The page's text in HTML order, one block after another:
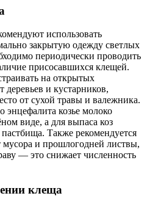
использовать
закрытую одежду светлых
периодически проводить
присосавшихся клещей.
на открытых
деревьев и кустарников,
от сухой травы и валежника.
энцефалита козье молоко
виде, а для выпаса коз
Также рекомендуется
мусора и прошлогодней листвы,
— это снижает численность
клеща